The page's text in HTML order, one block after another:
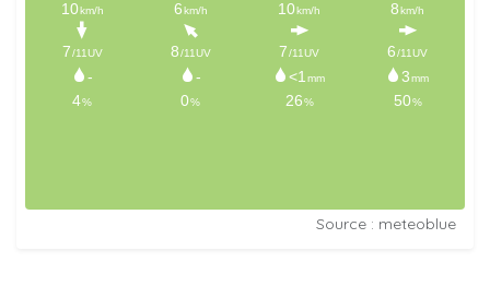
Source : meteoblue